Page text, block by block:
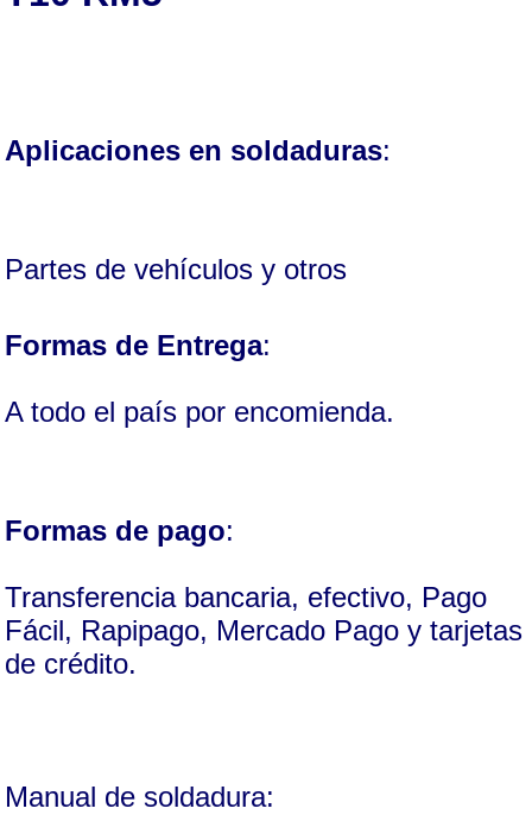
Aplicaciones en soldaduras:
Partes de vehículos y otros
Formas de Entrega:
A todo el país por encomienda.
Formas de pago:
Transferencia bancaria, efectivo, Pago
Fácil, Rapipago, Mercado Pago y tarjetas
de crédito.
Manual de soldadura: